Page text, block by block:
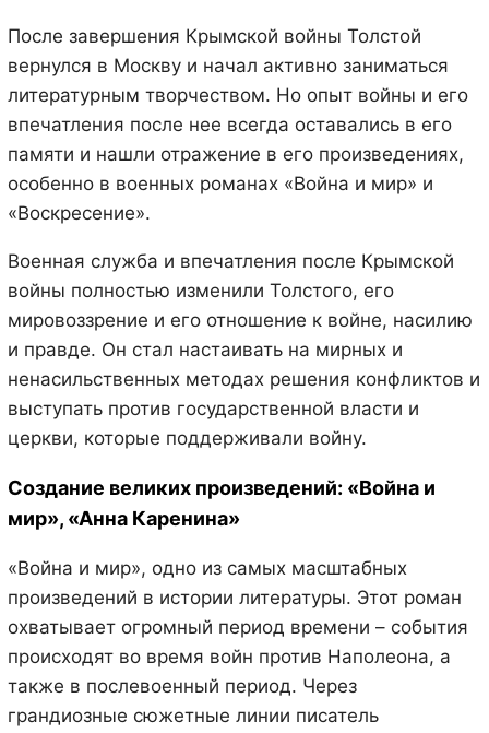
После завершения Крымской войны Толстой
вернулся в Москву и начал активно заниматься
литературным творчеством. Но опыт войны и его
впечатления после нее всегда оставались в его
памяти и нашли отражение в его произведениях,
особенно в военных романах «Война и мир» и
«Воскресение».
Военная служба и впечатления после Крымской
войны полностью изменили Толстого, его
мировоззрение и его отношение к войне, насилию
и правде. Он стал настаивать на мирных и
ненасильственных методах решения конфликтов и
выступать против государственной власти и
церкви, которые поддерживали войну.
Создание великих произведений: «Война и
мир», «Анна Каренина»
«Война и мир», одно из самых масштабных
произведений в истории литературы. Этот роман
охватывает огромный период времени – события
происходят во время войн против Наполеона, а
также в послевоенный период. Через
грандиозные сюжетные линии писатель